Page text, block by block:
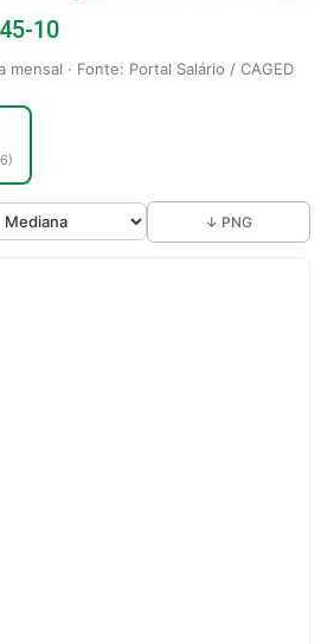
10
mensal · Fonte: Portal Salário / CAGED
↓ PNG